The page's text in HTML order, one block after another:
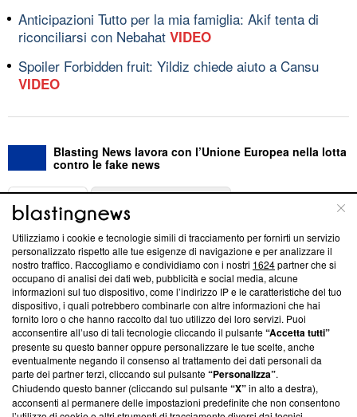
Anticipazioni Tutto per la mia famiglia: Akif tenta di
riconciliarsi con Nebahat VIDEO
Spoiler Forbidden fruit: Yildiz chiede aiuto a Cansu
VIDEO
Blasting News lavora con l’Unione Europea nella lotta
contro le fake news
ABOUT
Questa sezione offre informazioni trasparenti su Blasting
News, sui nostri processi editoriali e su come ci impegniamo a
creare news di qualità. Inoltre, afferma la nostra aderenza a
‘Trust Project - News with Integrity’Blasting News non è
ancora membro del programma, ma ha richiesto di farne
parte; Trust Project non ha ancora effettuato una verifica di
conformità agli standard.
Su di noi
Team editoriale
Utilizziamo i cookie e tecnologie simili di tracciamento per fornirti un servizio
personalizzato rispetto alle tue esigenze di navigazione e per analizzare il
nostro traffico. Raccogliamo e condividiamo con i nostri 1624partner che si
occupano di analisi dei dati web, pubblicità e social media, alcune
informazioni sul tuo dispositivo, come l’indirizzo IP e le caratteristiche del tuo
dispositivo, i quali potrebbero combinarle con altre informazioni che hai
fornito loro o che hanno raccolto dal tuo utilizzo dei loro servizi. Puoi
acconsentire all’uso di tali tecnologie cliccando il pulsante“Accetta tutti”
presente su questo banner oppure personalizzare le tue scelte, anche
eventualmente negando il consenso al trattamento dei dati personali da
parte dei partner terzi, cliccando sul pulsante“Personalizza”.
Chiudendo questo banner (cliccando sul pulsante“X”in alto a destra),
acconsenti al permanere delle impostazioni predefinite che non consentono